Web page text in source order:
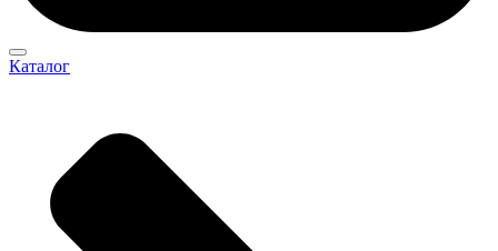
Каталог